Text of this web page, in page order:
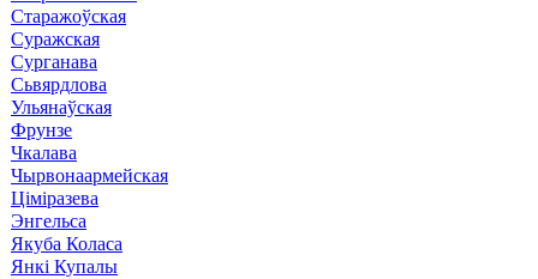
Старажоўская
Суражская
Сурганава
Сьвярдлова
Ульянаўская
Фрунзе
Чкалава
Чырвонаармейская
Ціміразева
Энгельса
Якуба Коласа
Янкі Купалы